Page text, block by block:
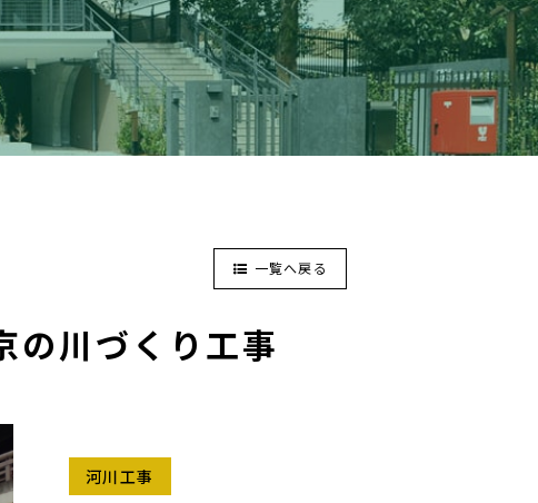
一覧へ戻る
の川づくり工事
河川工事